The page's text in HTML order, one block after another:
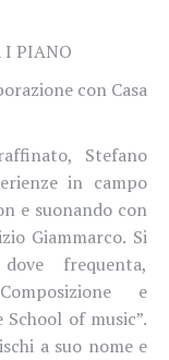
I PIANO
con Casa
Stefano
in campo
e suonando con
Giammarco. Si
frequenta,
e
of music”.
a suo nome e